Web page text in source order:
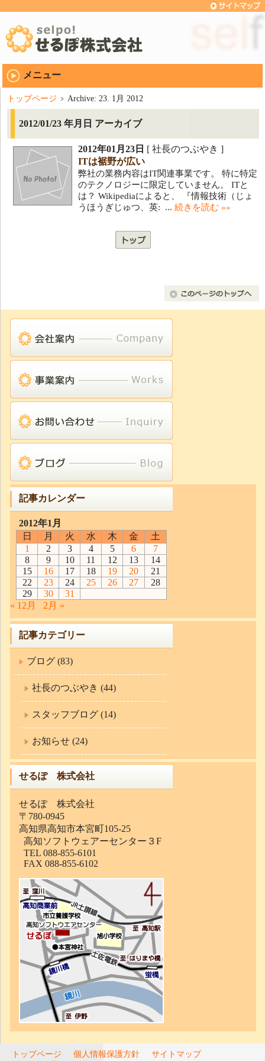
メニュー
トップページ Archive: 23. 1月 2012
2012/01/23 年月日 アーカイブ
2012年01月23日 [ 社長のつぶやき ]
ITは裾野が広い
弊社の業務内容はIT関連事業です。 特に特定
のテクノロジーに限定していません。 ITと
は？ Wikipediaによると、 『情報技術（じょ
うほうぎじゅつ、英: ... 続きを読む »»
記事カレンダー
2012年1月
日
月 火 水 木 金
土
1
2 3 4 5 6
7
8
9 10 11 12 13
14
15
16 17 18 19 20
21
22
23 24 25 26 27
28
29
30
31
« 12月
2月 »
記事カテゴリー
ブログ (83)
社長のつぶやき (44)
スタッフブログ (14)
お知らせ (24)
せるぽ 株式会社
せるぽ 株式会社
〒780-0945
高知県高知市本宮町105-25
高知ソフトウェアーセンター３F
TEL 088-855-6101
FAX 088-855-6102
トップページ 個人情報保護方針 サイトマップ